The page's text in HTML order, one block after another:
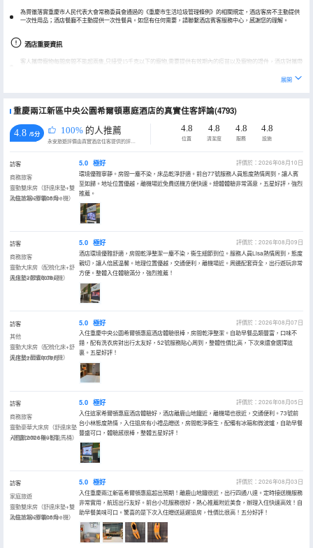
為貫徹落實重慶市人民代表大會常務委員會通過的《重慶市生活垃圾管理條例》的相關規定，酒店客房不主動提供
一次性用品；酒店餐廳不主動提供一次性餐具。如您有任何需要，請聯繫酒店賓客服務中心，感謝您的理解。
酒店重要資訊
客人攜帶寵物每間房間不能超兩隻,只接受15千克以下的寵物,需要提供有效期內的疫苗以及寵物的證件，酒店對攜帶
展開
重慶兩江新區中央公園希爾頓惠庭酒店的真實住客評論(4793)
4.8 /5分 100% 的人推薦
永安旅遊評價由真實酒店住客提供的評價。
4.8
位置
4.8
清潔度
4.8
服務
4.8
設施
訪客
商務旅客
靈動雙床房（舒達床墊+雙
功能冰箱+膠囊coffee機）
入住於2026年08月
5.0 極好
評價於：2026年08月10日
環境優雅寧靜。房間一塵不染，床品乾淨舒適。前台77號服務人員態度熱情周到，讓人賓
至如歸。地址位置優越，離機場近免費送機方便快速。總體體驗非常滿意，五星好評，強烈
推薦。
訪客
商務旅客
靈動大床房（配梳化床+舒
達床墊+膠囊coffee機）
入住於2026年08月
5.0 極好
評價於：2026年08月09日
酒店環境優雅舒適，房間乾淨整潔一塵不染，衞生細節到位。服務人員Lisa熱情周到，態度
親切，讓人倍感温馨。地理位置優越，交通便利，離機場近。周邊配套齊全，出行遊玩非常
方便。整體入住體驗滿分，強烈推薦！
訪客
其他
靈動大床房（配梳化床+舒
達床墊+膠囊coffee機）
入住於2026年08月
5.0 極好
評價於：2026年08月07日
入住重慶中央公園希爾頓惠庭酒店體驗很棒，房間乾淨整潔。自助早餐品類豐富，口味不
錯，配有洗衣房對出行太友好，52號服務貼心周到，整體性價比高，下次來還會選擇這
裏。五星好評！
訪客
商務旅客
靈動豪華大床房（舒達床墊
+膠囊coffee機+智能馬桶）
入住於2026年08月
5.0 極好
評價於：2026年08月05日
入住這家希爾頓惠庭酒店體驗好，酒店離鹿山地鐵近，離機場也很近，交通便利。73號前
台小林態度熱情，入住退房有小禮品贈送，房間乾淨衞生，配備有冰箱和微波爐，自助早餐
豐盛可口，體驗感很棒，整體五星好評！
訪客
家庭旅遊
靈動雙床房（舒達床墊+雙
功能冰箱+膠囊coffee機）
入住於2026年08月
5.0 極好
評價於：2026年08月03日
入住重慶兩江新區希爾頓惠庭超出預期！離鹿山地鐵很近，出行四通八達。定時接送機服務
非常實用，航班出行友好。前台小花服務很好，熱心推薦附近美食，辦理入住快速高效！自
助早餐美味可口。驚喜的是下次入住贈送延遲退房，性價比很高！五分好評！